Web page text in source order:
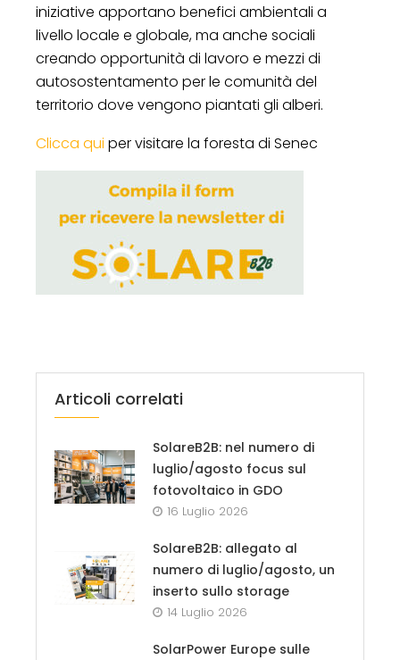
iniziative apportano benefici ambientali a
livello locale e globale, ma anche sociali
creando opportunità di lavoro e mezzi di
autosostentamento per le comunità del
territorio dove vengono piantati gli alberi.
Clicca qui per visitare la foresta di Senec
Articoli correlati
SolareB2B: nel numero di
luglio/agosto focus sul
fotovoltaico in GDO
16 Luglio 2026
SolareB2B: allegato al
numero di luglio/agosto, un
inserto sullo storage
14 Luglio 2026
SolarPower Europe sulle